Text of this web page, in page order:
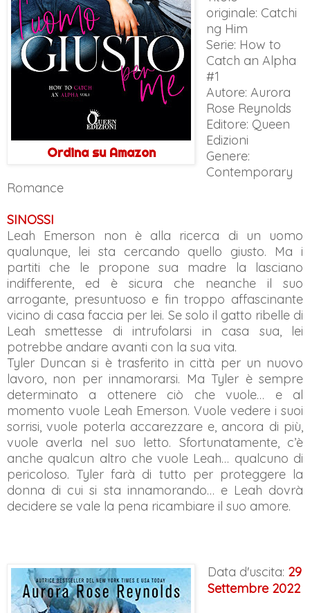
Ordina su Amazon
originale: Catchi
ng Him
Serie: How to
Catch an Alpha
#1
Autore: Aurora
Rose Reynolds
Editore: Queen
Edizioni
Genere:
Contemporary
Romance
SINOSSI
Leah Emerson non è alla ricerca di un uomo
qualunque, lei sta cercando quello giusto. Ma i
partiti che le propone sua madre la lasciano
indifferente, ed è sicura che neanche il suo
arrogante, presuntuoso e fin troppo affascinante
vicino di casa faccia per lei. Se solo il gatto ribelle di
Leah smettesse di intrufolarsi in casa sua, lei
potrebbe andare avanti con la sua vita.
Tyler Duncan si è trasferito in città per un nuovo
lavoro, non per innamorarsi. Ma Tyler è sempre
determinato a ottenere ciò che vuole… e al
momento vuole Leah Emerson. Vuole vedere i suoi
sorrisi, vuole poterla accarezzare e, ancora di più,
vuole averla nel suo letto. Sfortunatamente, c’è
anche qualcun altro che vuole Leah… qualcuno di
pericoloso. Tyler farà di tutto per proteggere la
donna di cui si sta innamorando… e Leah dovrà
decidere se vale la pena ricambiare il suo amore.
Data d'uscita: 29
Settembre 2022